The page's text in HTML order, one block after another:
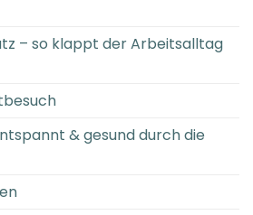
– so klappt der Arbeitsalltag
& gesund durch die